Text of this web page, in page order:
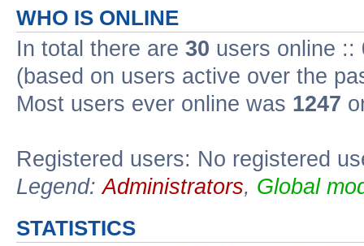
WHO IS ONLINE
In total there are 30 users online ::
(based on users active over the
Most users ever online was 1247
Registered users: No registered
Legend:Administrators, Global
STATISTICS